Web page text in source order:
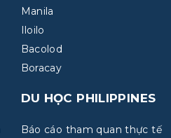
Manila
Iloilo
Bacolod
Boracay
DU HỌC PHILIPPINES
Báo cáo tham quan thực tế